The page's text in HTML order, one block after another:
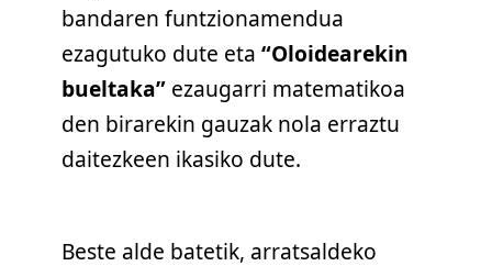
bandaren funtzionamendua
ezagutuko dute eta “Oloidearekin
bueltaka” ezaugarri matematikoa
den birarekin gauzak nola erraztu
daitezkeen ikasiko dute.
Beste alde batetik, arratsaldeko